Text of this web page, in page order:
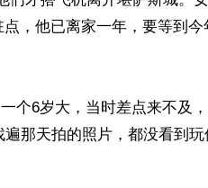
，他已离家一年，要等到今
个6岁大，当时差点来不及
那天拍的照片，都没看到